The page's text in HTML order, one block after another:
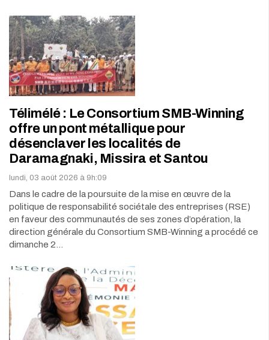
Télimélé : Le Consortium SMB-Winning
offre un pont métallique pour
désenclaver les localités de
Daramagnaki, Missira et Santou
lundi, 03 août 2026 à 9h:09
Dans le cadre de la poursuite de la mise en œuvre de la
politique de responsabilité sociétale des entreprises (RSE)
en faveur des communautés de ses zones d’opération, la
direction générale du Consortium SMB-Winning a procédé ce
dimanche 2…